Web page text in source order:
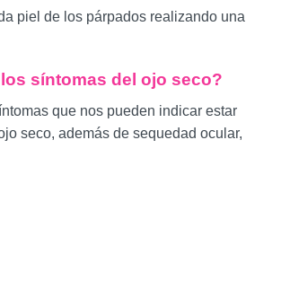
piel de los párpados realizando una
síntomas del ojo seco?
que nos pueden indicar estar
seco, además de sequedad ocular,